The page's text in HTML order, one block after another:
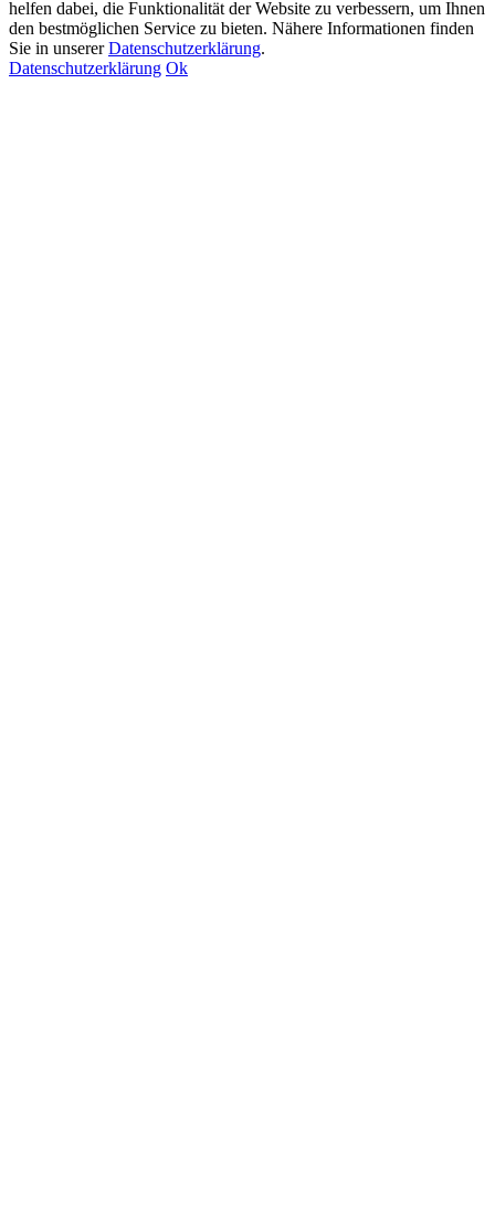
helfen dabei, die Funktionalität der Website zu verbessern, um Ihnen
den bestmöglichen Service zu bieten. Nähere Informationen finden
Sie in unsererDatenschutzerklärung.
Datenschutzerklärung Ok